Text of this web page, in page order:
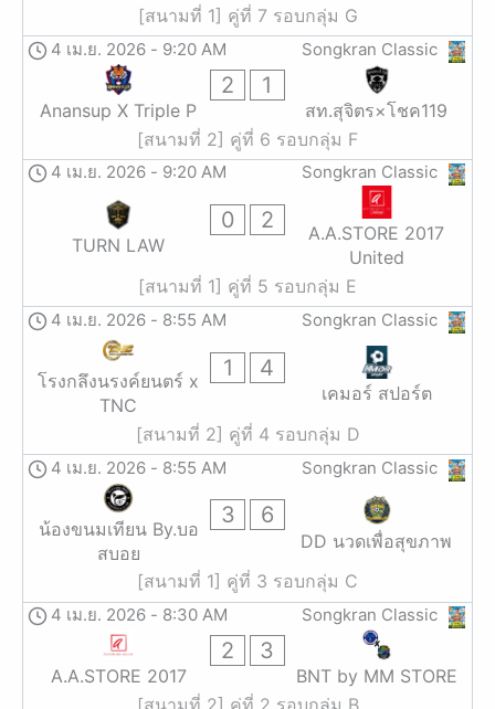
[สนามที่ 1] คู่ที่ 7 รอบกลุ่ม G
Songkran Classic
4 เม.ย. 2026 - 9:20 AM
Anansup X Triple P
2 1
สท.สุจิตร×โชค119
[สนามที่ 2] คู่ที่ 6 รอบกลุ่ม F
Songkran Classic
4 เม.ย. 2026 - 9:20 AM
TURN LAW
0 2
A.A.STORE 2017
United
[สนามที่ 1] คู่ที่ 5 รอบกลุ่ม E
Songkran Classic
4 เม.ย. 2026 - 8:55 AM
โรงกลึงนรงค์ยนตร์ x
TNC
1 4
เคมอร์ สปอร์ต
[สนามที่ 2] คู่ที่ 4 รอบกลุ่ม D
Songkran Classic
4 เม.ย. 2026 - 8:55 AM
น้องขนมเทียน By.บอ
สบอย
3 6
DD นวดเพื่อสุขภาพ
[สนามที่ 1] คู่ที่ 3 รอบกลุ่ม C
Songkran Classic
4 เม.ย. 2026 - 8:30 AM
A.A.STORE 2017
2 3
BNT by MM STORE
[สนามที่ 2] คู่ที่ 2 รอบกลุ่ม B